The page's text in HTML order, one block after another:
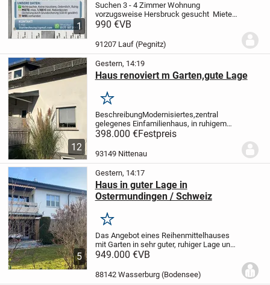
1
Suchen 3 - 4 Zimmer Wohnung
vorzugsweise Hersbruck gesucht Miete
bis 1100€ inkl Nebenkosten und Heizung
990 €VB
91207 Lauf (Pegnitz)
12
Gestern, 14:19
Haus renoviert m Garten,gute Lage
Merken
BeschreibungModernisiertes,zentral
gelegenes Einfamilienhaus, in ruhigem
Wohngebiet, mit Garten ab sofort frei zu
Das 140 qm große Haus , über
2 Etagen mit 6 Zimmern ist ideal
398.000 €Festpreis
93149 Nittenau
5
Gestern, 14:17
Haus in guter Lage in
Ostermundingen / Schweiz
Merken
Das Angebot eines Reihenmittelhauses
mit Garten in sehr guter, ruhiger Lage und
unverbaubarer Sicht in Ostermundingen
durch die Größe das Haus für
949.000 €VB
88142 Wasserburg (Bodensee)